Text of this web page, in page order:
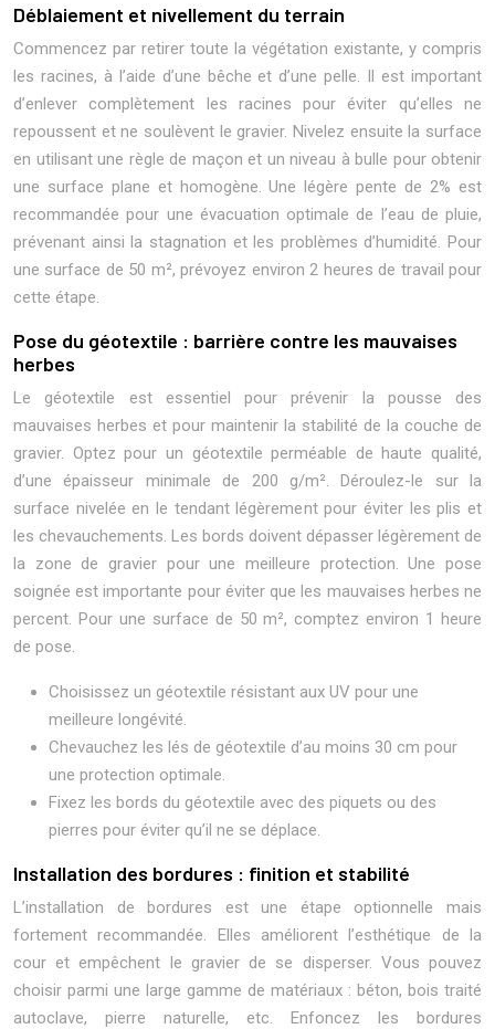
Déblaiement et nivellement du terrain
Commencez par retirer toute la végétation existante, y compris
les racines, à l’aide d’une bêche et d’une pelle. Il est important
d’enlever complètement les racines pour éviter qu’elles ne
repoussent et ne soulèvent le gravier. Nivelez ensuite la surface
en utilisant une règle de maçon et un niveau à bulle pour obtenir
une surface plane et homogène. Une légère pente de 2% est
recommandée pour une évacuation optimale de l’eau de pluie,
prévenant ainsi la stagnation et les problèmes d’humidité. Pour
une surface de 50 m², prévoyez environ 2 heures de travail pour
cette étape.
Pose du géotextile : barrière contre les mauvaises
herbes
Le géotextile est essentiel pour prévenir la pousse des
mauvaises herbes et pour maintenir la stabilité de la couche de
gravier. Optez pour un géotextile perméable de haute qualité,
d’une épaisseur minimale de 200 g/m². Déroulez-le sur la
surface nivelée en le tendant légèrement pour éviter les plis et
les chevauchements. Les bords doivent dépasser légèrement de
la zone de gravier pour une meilleure protection. Une pose
soignée est importante pour éviter que les mauvaises herbes ne
percent. Pour une surface de 50 m², comptez environ 1 heure
de pose.
Choisissez un géotextile résistant aux UV pour une
meilleure longévité.
Chevauchez les lés de géotextile d’au moins 30 cm pour
une protection optimale.
Fixez les bords du géotextile avec des piquets ou des
pierres pour éviter qu’il ne se déplace.
Installation des bordures : finition et stabilité
L’installation de bordures est une étape optionnelle mais
fortement recommandée. Elles améliorent l’esthétique de la
cour et empêchent le gravier de se disperser. Vous pouvez
choisir parmi une large gamme de matériaux : béton, bois traité
autoclave, pierre naturelle, etc. Enfoncez les bordures